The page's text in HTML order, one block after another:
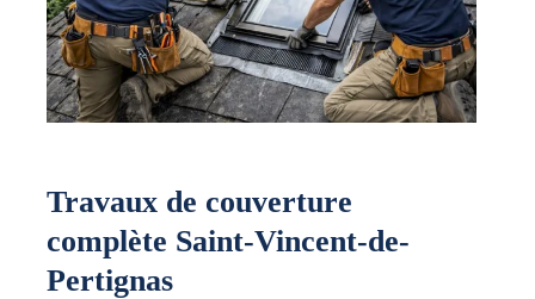
Travaux de couverture
complète Saint-Vincent-de-
Pertignas